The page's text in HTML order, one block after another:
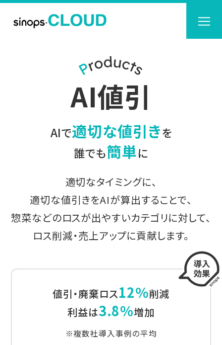
AI値引
AIで適切な値引きを
誰でも簡単に
適切なタイミングに、
適切な値引きをAIが算出することで、
惣菜などのロスが出やすいカテゴリに対して、
ロス削減・売上アップに貢献します。
値引・廃棄ロス12％削減
利益は3.8％増加
※複数社導入事例の平均